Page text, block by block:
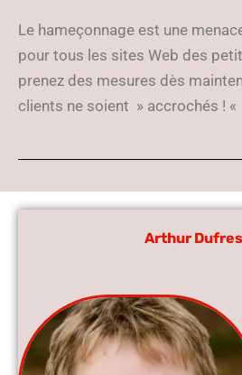
Le hameçonnage est une
pour tous les sites Web des
prenez des mesures dès
clients ne soient » accrochés ! «
Arthur